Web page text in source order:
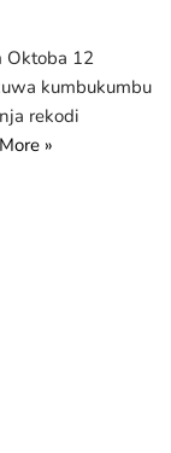
Oktoba 12
kumbukumbu
rekodi
»